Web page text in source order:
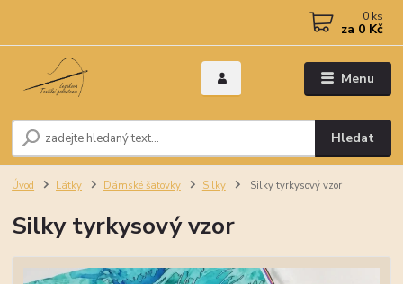
Menu
Hledat
0 ks
za 0 Kč
Úvod Látky Dámské šatovky Silky Silky tyrkysový vzor
Silky tyrkysový vzor